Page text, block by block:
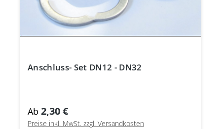
Anschluss- Set DN12 - DN32
Ab 2,30 €
Preise inkl. MwSt. zzgl. Versandkosten